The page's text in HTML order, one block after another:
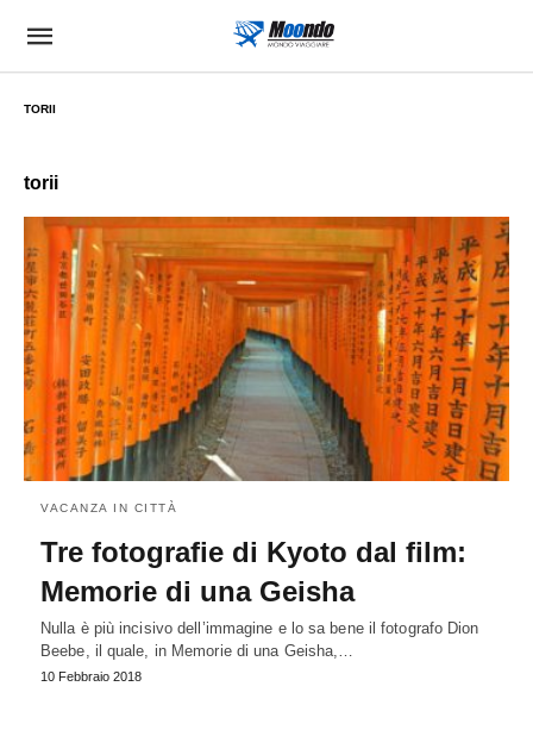
TORII
torii
VACANZA IN CITTÀ
Tre fotografie di Kyoto dal film:
Memorie di una Geisha
Nulla è più incisivo dell’immagine e lo sa bene il fotografo Dion
Beebe, il quale, in Memorie di una Geisha,…
10 Febbraio 2018